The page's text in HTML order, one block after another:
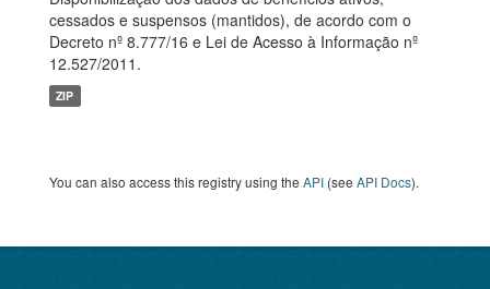
cessados e suspensos (mantidos), de acordo com o
Decreto nº 8.777/16 e Lei de Acesso à Informação nº
12.527/2011.
ZIP
You can also access this registry using the API (see API Docs).